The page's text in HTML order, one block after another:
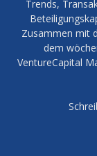
Trends,
Zusammen mit
dem
VentureCapital